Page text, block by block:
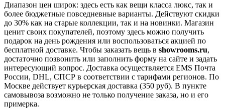
Диапазон цен широк: здесь есть как вещи класса люкс, так и
более бюджетные повседневные варианты. Действуют скидки
до 30% как на старые коллекции, так и на новинки. Магазин
ценит своих покупателей, поэтому здесь можно получить
подарок на день рождения или воспользоваться акцией по
бесплатной доставке. Чтобы заказать вещь в showrooms.ru,
достаточно позвонить или заполнить форму на сайте и задать
интересующий вопрос. Доставка осуществляется EMS Почта
России, DHL, СПСР в соответствии с тарифами регионов. По
Москве действует курьерская доставка (350 руб). В пункте
самовывоза возможно не только получение заказа, но и его
примерка.